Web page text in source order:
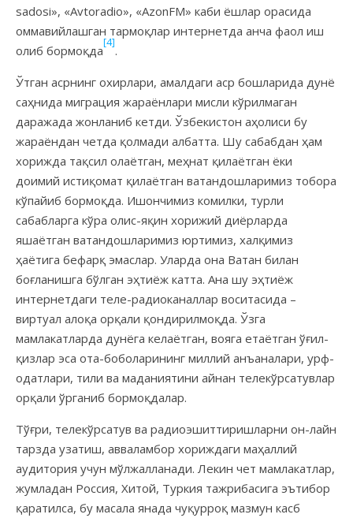
sadosi», «Avtoradio», «AzonFM» каби ёшлар орасида
оммавийлашган тармоқлар интернетда анча фаол иш
олиб бормоқда
[4]
.
Ўтган асрнинг охирлари, амалдаги аср бошларида дунё
саҳнида миграция жараёнлари мисли кўрилмаган
даражада жонланиб кетди. Ўзбекистон аҳолиси бу
жараёндан четда қолмади албатта. Шу сабабдан ҳам
хорижда тақсил олаётган, меҳнат қилаётган ёки
доимий истиқомат қилаётган ватандошларимиз тобора
кўпайиб бормоқда. Ишончимиз комилки, турли
сабабларга кўра олис-яқин хорижий диёрларда
яшаётган ватандошларимиз юртимиз, халқимиз
ҳаётига бефарқ эмаслар. Уларда она Ватан билан
боғланишга бўлган эҳтиёж катта. Ана шу эҳтиёж
интернетдаги теле-радиоканаллар воситасида –
виртуал алоқа орқали қондирилмоқда. Ўзга
мамлакатларда дунёга келаётган, вояга етаётган ўғил-
қизлар эса ота-боболарининг миллий анъаналари, урф-
одатлари, тили ва маданиятини айнан телекўрсатувлар
орқали ўрганиб бормоқдалар.
Тўғри, телекўрсатув ва радиоэшиттиришларни он-лайн
тарзда узатиш, авваламбор хориждаги маҳаллий
аудитория учун мўлжалланади. Лекин чет мамлакатлар,
жумладан Россия, Хитой, Туркия тажрибасига эътибор
қаратилса, бу масала янада чуқурроқ мазмун касб